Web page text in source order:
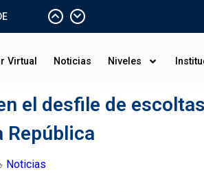
Virtual Noticias Niveles
el desfile de
República
Noticias